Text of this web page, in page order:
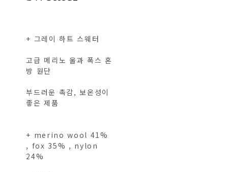
+ 그레이 하트 스웨터
고급 메리노 울과 폭스 혼
방 원단
부드러운 촉감, 보온성이
좋은 제품
+ merino wool 41%
, fox 35% , nylon
24%